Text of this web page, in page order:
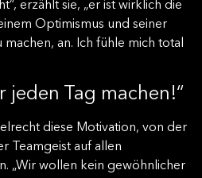
erzählt sie, „er ist wirklich die
Optimismus und seiner
an. Ich fühle mich total
jeden Tag machen!“
diese Motivation, von der
Teamgeist auf allen
„Wir wollen kein gewöhnlicher